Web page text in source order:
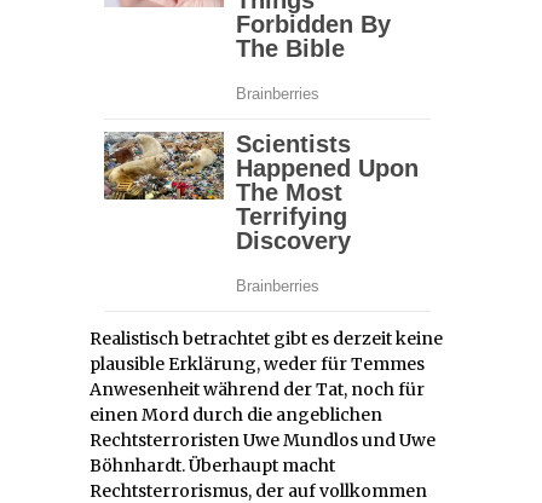
Realistisch betrachtet gibt es derzeit keine
plausible Erklärung, weder für Temmes
Anwesenheit während der Tat, noch für
einen Mord durch die angeblichen
Rechtsterroristen Uwe Mundlos und Uwe
Böhnhardt. Überhaupt macht
Rechtsterrorismus, der auf vollkommen